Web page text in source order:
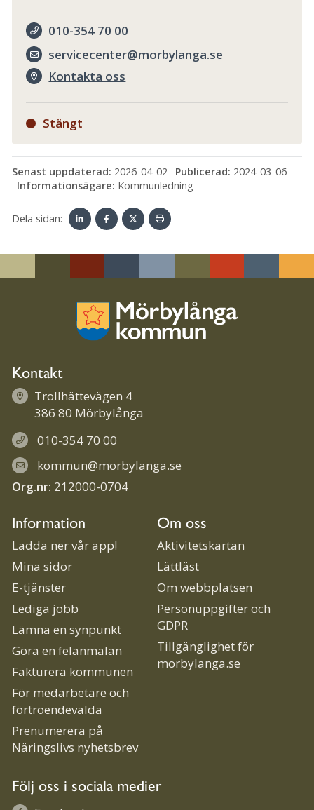
010-354 70 00
servicecenter@morbylanga.se
Kontakta oss
Stängt
Senast uppdaterad: 2026-04-02 Publicerad: 2024-03-06
Informationsägare: Kommunledning
Dela sidan:
dIn
bookter
ut
Kontakt
Trollhättevägen 4
386 80 Mörbylånga
010-354 70 00
kommun@morbylanga.se
Org.nr: 212000-0704
Information
Ladda ner vår app!
Mina sidor
E-tjänster
Lediga jobb
Lämna en synpunkt
Göra en felanmälan
Fakturera kommunen
För medarbetare och
förtroendevalda
Prenumerera på
Näringslivs nyhetsbrev
Om oss
Aktivitetskartan
Lättläst
Om webbplatsen
Personuppgifter och
GDPR
Tillgänglighet för
morbylanga.se
Följ oss i sociala medier